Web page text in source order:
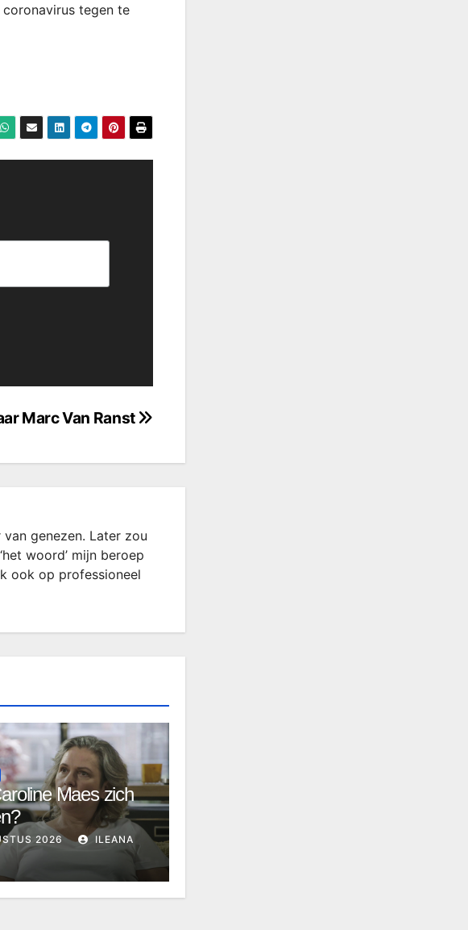
tegen te
Marc Van Ranst
genezen. Later zou
woord’ mijn beroep
ook op professioneel
Maes zich
2026
ILEANA